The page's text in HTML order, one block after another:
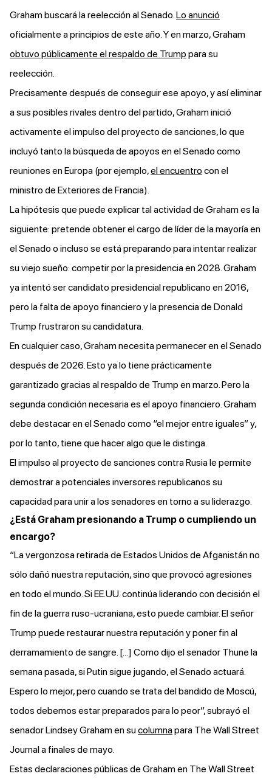
Graham buscará la reelección al Senado.Lo anunció
oficialmente a principios de este año. Y en marzo, Graham
obtuvo públicamente el respaldo de Trump para su
reelección.
Precisamente después de conseguir ese apoyo, y así eliminar
a sus posibles rivales dentro del partido, Graham inició
activamente el impulso del proyecto de sanciones, lo que
incluyó tanto la búsqueda de apoyos en el Senado como
reuniones en Europa (por ejemplo,el encuentro con el
ministro de Exteriores de Francia).
La hipótesis que puede explicar tal actividad de Graham es la
siguiente: pretende obtener el cargo de líder de la mayoría en
el Senado o incluso se está preparando para intentar realizar
su viejo sueño: competir por la presidencia en 2028. Graham
ya intentó ser candidato presidencial republicano en 2016,
pero la falta de apoyo financiero y la presencia de Donald
Trump frustraron su candidatura.
En cualquier caso, Graham necesita permanecer en el Senado
después de 2026. Esto ya lo tiene prácticamente
garantizado gracias al respaldo de Trump en marzo. Pero la
segunda condición necesaria es el apoyo financiero. Graham
debe destacar en el Senado como “el mejor entre iguales” y,
por lo tanto, tiene que hacer algo que le distinga.
El impulso al proyecto de sanciones contra Rusia le permite
demostrar a potenciales inversores republicanos su
capacidad para unir a los senadores en torno a su liderazgo.
¿Está Graham presionando a Trump o cumpliendo un
encargo?
“La vergonzosa retirada de Estados Unidos de Afganistán no
sólo dañó nuestra reputación, sino que provocó agresiones
en todo el mundo. Si EE.UU. continúa liderando con decisión el
fin de la guerra ruso-ucraniana, esto puede cambiar. El señor
Trump puede restaurar nuestra reputación y poner fin al
derramamiento de sangre. [...] Como dijo el senador Thune la
semana pasada, si Putin sigue jugando, el Senado actuará.
Espero lo mejor, pero cuando se trata del bandido de Moscú,
todos debemos estar preparados para lo peor”, subrayó el
senador Lindsey Graham en sucolumnapara The Wall Street
Journal a finales de mayo.
Estas declaraciones públicas de Graham en The Wall Street